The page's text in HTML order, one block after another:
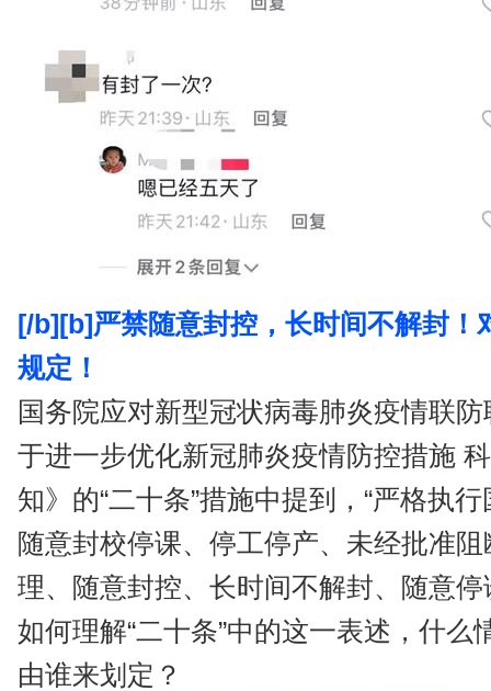
[/b][b]严禁随意封控，长时间不解封！
规定！
国务院应对新型冠状病毒肺炎疫情联
于进一步优化新冠肺炎疫情防控措施
知》的“二十条”措施中提到，“严格执
随意封校停课、停工停产、未经批准阻
理、随意封控、长时间不解封、随意
如何理解“二十条”中的这一表述，什
由谁来划定？